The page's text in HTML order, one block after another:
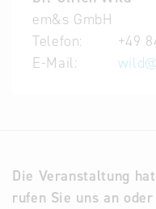
em&s GmbH
Telefon:
+49
E-Mail:
wild@
Die Veranstaltung
rufen Sie uns an